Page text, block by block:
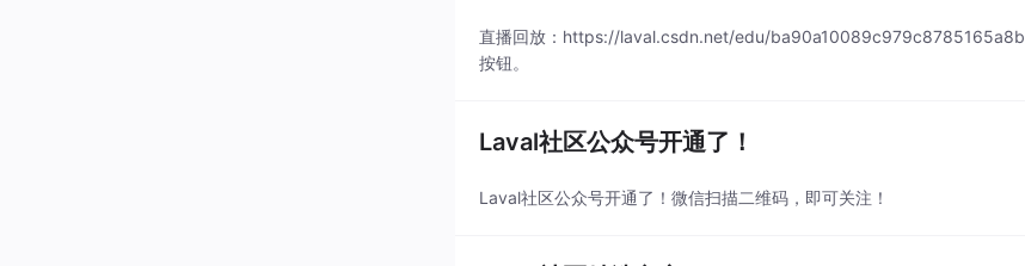
直播回放：https://laval.csdn.net/edu/
按钮。
Laval社区公众号开通了！
Laval社区公众号开通了！微信扫描二维码，即可关注！